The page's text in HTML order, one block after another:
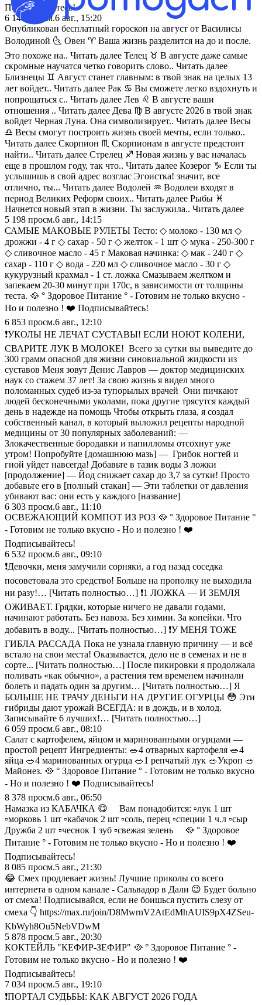
Подписывайтесь!
6 148
просм.6 авг., 15:20
Опубликован бесплатный гороскоп на август от Василисы
Володиной 🌜 Овен ♈️ Ваша жизнь разделится на до и после.
Это похоже на.. Читать далее Телец ♉️ В августе даже самые
скромные научатся четко говорить слово.. Читать далее
Близнецы ♊️ Август станет главным: в твой знак на целых 13
лет войдет.. Читать далее Рак ♋️ Вы сможете легко вздохнуть и
попрощаться с.. Читать далее Лев ♌️ В августе ваши
отношения .. Читать далее Дева ♍️ В августе 2026 в твой знак
войдет Черная Луна. Она символизирует.. Читать далее Весы
♎️ Весы смогут построить жизнь своей мечты, если только..
Читать далее Скорпион ♏️ Скорпионам в августе предстоит
найти.. Читать далее Стрелец ♐️ Новая жизнь у вас началась
еще в прошлом году, так что.. Читать далее Козерог ♑️ Если ты
услышишь в свой адрес возглас Эгоистка! значит, все
отлично, ты... Читать далее Водолей ♒️ Водолеи входят в
период Великих Реформ своих.. Читать далее Рыбы ♓️
Начнется новый этап в жизни. Ты заслужила.. Читать далее
5 198 просм.6 авг., 14:15
САМЫЕ МАКОВЫЕ РУЛЕТЫ Тесто: ◇ молоко - 130 мл ◇
дрожжи - 4 г ◇ сахар - 50 г ◇ желток - 1 шт ◇ мука - 250-300 г
◇ сливочное масло - 45 г Маковая начинка: ◇ мак - 240 г ◇
сахар - 110 г ◇ вода - 220 мл ◇ сливочное масло - 30 г ◇
кукурузный крахмал - 1 ст. ложка Смазываем желтком и
запекаем 20-30 минут при 170с, в зависимости от толщины
теста. 🥘 ° Здоровое Питание ° - Готовим не только вкусно -
Но и полезно ! ❤️ Подписывайтесь!
6 853 просм.6 авг., 12:10
❗УКОЛЫ НЕ ЛЕЧАТ СУСТАВЫ! ЕСЛИ НОЮТ КОЛЕНИ,
СВАРИТЕ ЛУК В МОЛОКЕ! Всего за сутки вы выведите до
300 грамм опасной для жизни синовиальной жидкости из
суставов Меня зовут Денис Лавров — доктор медицинских
наук со стажем 37 лет! За свою жизнь я видел много
поломанных судеб из-за тупорылых врачей Они пичкают
людей бесконечными уколами, пока другие трясутся каждый
день в надежде на помощь Чтобы открыть глаза, я создал
собственный канал, в который выложил рецепты народной
медицины от 30 популярных заболеваний: —
Злокачественные бородавки и папилломы отсохнут уже
утром! Попробуйте [домашнюю мазь] — Грибок ногтей и
гной уйдет навсегда! Добавьте в тазик воды 3 ложки
[продолжение] — Йод снижает сахар до 3,7 за сутки! Просто
добавьте его в [полный стакан] — Эти таблетки от давления
убивают вас: они есть у каждого [название]
6 303 просм.6 авг., 11:10
ОСВЕЖАЮЩИЙ КОМПОТ ИЗ РОЗ 🥘 ° Здоровое Питание °
- Готовим не только вкусно - Но и полезно ! ❤️
Подписывайтесь!
6 532 просм.6 авг., 09:10
❗️Девочки, меня замучили сорняки, а год назад соседка
посоветовала это cpeдcтвo! Больше на прополку не выходила
ни разу!… [Читать полностью…] ❗️1 ЛОЖКА — И ЗЕМЛЯ
ОЖИВАЕТ. Грядки, которые ничего не давали годами,
начинают работать. Без навоза. Без химии. За копейки. Что
добавить в воду... [Читать полностью…] ❗️У МЕНЯ ТОЖЕ
ГИБЛА РАССАДА Пока не узнала главную причину — и всё
встало на свои места! Оказывается, дело не в семенах и не в
сорте... [Читать полностью…] После пикировки я продолжала
поливать «как обычно», а растения тем временем начинали
болеть и падать один за другим… [Читать полностью…] Я
БОЛЬШЕ НЕ ТРАЧУ ДЕНЬГИ НА ДРУГИЕ ОГУРЦЫ 😳 Эти
гибриды дают урожай ВСЕГДА: и в дождь, и в холод.
Записывайте 6 лучших!… [Читать полностью…]
6 059 просм.6 авг., 08:10
Салат с картофелем, яйцом и маринованными огурцами —
простой рецепт Ингредиенты: 🥗4 отварных картофеля 🥗4
яйца 🥗4 маринованных огурца 🥗1 репчатый лук 🥗Укроп 🥗
Майонез. 🥘 ° Здоровое Питание ° - Готовим не только вкусно
- Но и полезно ! ❤️ Подписывайтесь!
8 378 просм.6 авг., 06:50
Намазка из КАБАЧКА 😋 ⠀ Вам понадобится: ▫️лук 1 шт
▫️морковь 1 шт ▫️кабачок 2 шт ▫️соль, перец ▫️специи 1 ч.л ▫️сыр
Дружба 2 шт ▫️чеснок 1 зуб ▫️свежая зелень ⠀ 🥘 ° Здоровое
Питание ° - Готовим не только вкусно - Но и полезно ! ❤️
Подписывайтесь!
8 085 просм.5 авг., 21:30
😂 Смех продлевает жизнь! Лучшие приколы со всего
интернета в одном канале - Сальвадор в Дали 😉 Будет больно
от смеха! Подписывайся, если не боишься пустить слезу от
смеха 👇 https://max.ru/join/D8MwrnV2AtEdMhAUIS9pX4ZSeu-
KbWyh8Ou5NebVDwM
5 878 просм.5 авг., 20:30
КОКТЕЙЛЬ "КЕФИР-ЗЕФИР" 🥘 ° Здоровое Питание ° -
Готовим не только вкусно - Но и полезно ! ❤️
Подписывайтесь!
7 034 просм.5 авг., 19:10
❗️ПОРТАЛ СУДЬБЫ: КАК АВГУСТ 2026 ГОДА